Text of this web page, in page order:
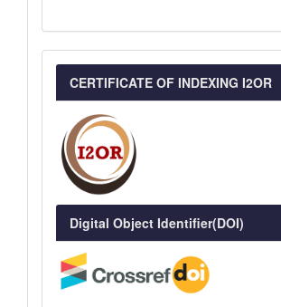
CERTIFICATE OF INDEXING I2OR
Digital Object Identifier(DOI)